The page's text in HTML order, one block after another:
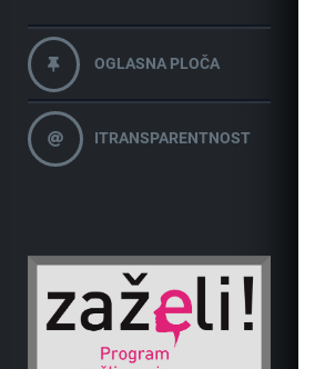
OGLASNA PLOČA
ITRANSPARENTNOST